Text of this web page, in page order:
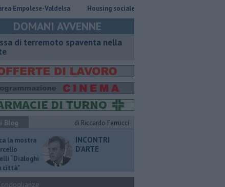
Valdelsa ​Housing sociale, il Comune coinvolge il terzo settore
DOMANI AVVENNE
di terremoto spaventa nella
Blog
di Riccardo Ferrucci
la mostra
“Dialoghi
città"
INCONTRI
D'ARTE